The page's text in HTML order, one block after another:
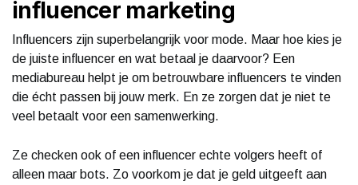
influencer marketing
Influencers zijn superbelangrijk voor mode. Maar hoe kies je
de juiste influencer en wat betaal je daarvoor? Een
mediabureau helpt je om betrouwbare influencers te vinden
die écht passen bij jouw merk. En ze zorgen dat je niet te
veel betaalt voor een samenwerking.
Ze checken ook of een influencer echte volgers heeft of
alleen maar bots. Zo voorkom je dat je geld uitgeeft aan